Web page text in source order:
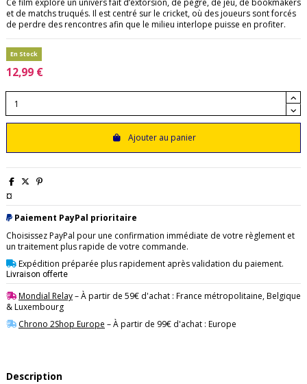
Ce film explore un univers fait d’extorsion, de pègre, de jeu, de bookmakers
et de matchs truqués. Il est centré sur le cricket, où des joueurs sont forcés
de perdre des rencontres afin que le milieu interlope puisse en profiter.
En Stock
12,99 €
Ajouter au panier
¤
Paiement PayPal prioritaire
Choisissez PayPal pour une confirmation immédiate de votre règlement et
un traitement plus rapide de votre commande.
Expédition préparée plus rapidement après validation du paiement.
Livraison offerte
Mondial Relay– À partir de 59€ d'achat : France métropolitaine, Belgique
& Luxembourg
Chrono 2Shop Europe – À partir de 99€ d'achat : Europe
Description